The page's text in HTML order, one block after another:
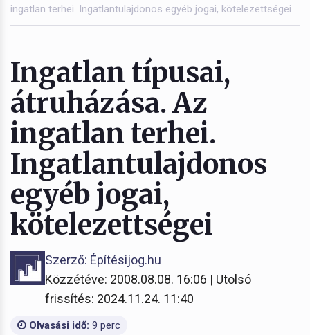
ingatlan terhei. Ingatlantulajdonos egyéb jogai, kötelezettségei
Ingatlan típusai,
átruházása. Az
ingatlan terhei.
Ingatlantulajdonos
egyéb jogai,
kötelezettségei
Szerző: Építésijog.hu
Közzétéve: 2008.08.08. 16:06 | Utolsó
frissítés: 2024.11.24. 11:40
Olvasási idő: 9 perc